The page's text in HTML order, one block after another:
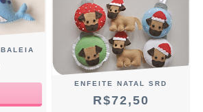
ENFEITE NATAL SRD
R$72,50